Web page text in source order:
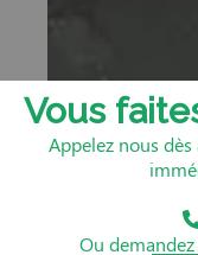
Vous
Appelez nous
Ou